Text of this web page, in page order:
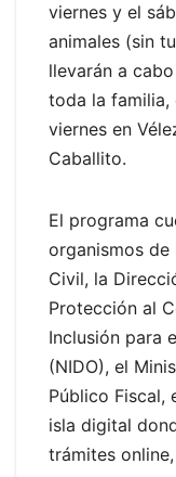
viernes y el
animales (sin
llevarán a
toda la familia,
viernes en
Caballito.
El programa
organismos de
Civil, la
Protección al
Inclusión para
(NIDO), el
Público Fiscal,
isla digital
trámites